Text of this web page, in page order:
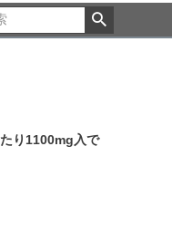
り1100mg入で